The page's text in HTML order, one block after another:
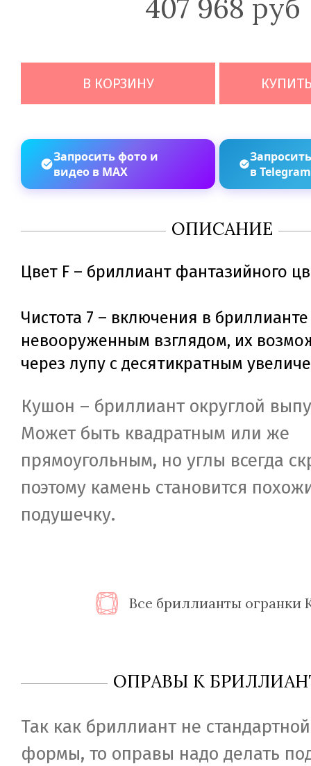
407 968 руб
В КОРЗИНУ
Запросить фото и
видео в MAX
в
ОПИСАНИЕ
Цвет F – бриллиант фантазийного
Чистота 7 – включения в
невооруженным взглядом, их
через лупу с десятикратным
Кушон – бриллиант округлой
Может быть квадратным или же
прямоугольным, но углы всегда
поэтому камень становится
подушечку.
Все бриллианты огранки
ОПРАВЫ К
Так как бриллиант не
формы, то оправы надо делать